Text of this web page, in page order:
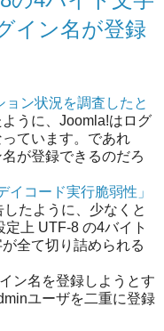
イン名が登録
ン状況を調査したと
うに、Joomla!はログ
ています。であれ
が登録できるのだろ
イコード実行脆弱性」
したように、少なくと
上 UTF-8 の4バイト
全て切り詰められる
ン名を登録しようとす
ユーザを二重に登録